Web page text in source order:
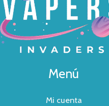
Menú
Mi cuenta